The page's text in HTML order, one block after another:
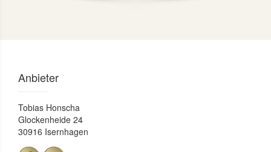
Anbieter
Tobias Honscha
Glockenheide 24
30916 Isernhagen